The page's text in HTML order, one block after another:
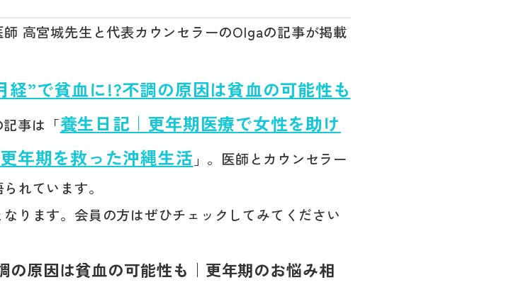
高宮城先生と代表カウンセラーのOlgaの記事が掲載
経”で貧血に!?不調の原因は貧血の可能性も
事は「養生日記｜更年期医療で女性を助け
年期を救った沖縄生活 」。医師とカウンセラー
れています。
ります。会員の方はぜひチェックしてみてください
の原因は貧血の可能性も｜更年期のお悩み相